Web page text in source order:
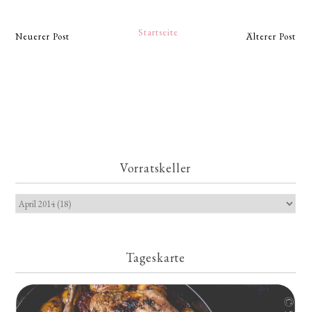
Neuerer Post Älterer Post
Startseite
Vorratskeller
Tageskarte